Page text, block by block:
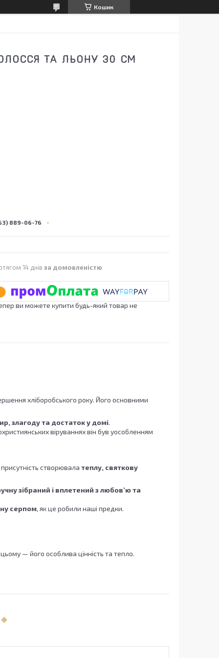
Кошик
ТА ЛЬОНУ 30 СМ
889-06-76
14 днів за домовленістю
ви можете купити будь-який товар не
хліборобського року. Його основними
злагоду та достаток у домі.
віруваннях він був уособленням
створювала теплу, святкову
зібраний і вплетений з любов’ю та
серпом, як це робили наші предки.
— його особлива цінність та тепло.